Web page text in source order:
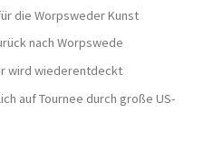
die Worpsweder Kunst
nach Worpswede
wird wiederentdeckt
auf Tournee durch große US-